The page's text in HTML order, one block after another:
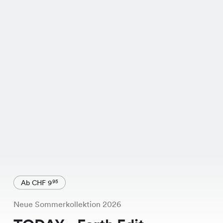
Ab CHF 995
Neue Sommerkollektion 2026